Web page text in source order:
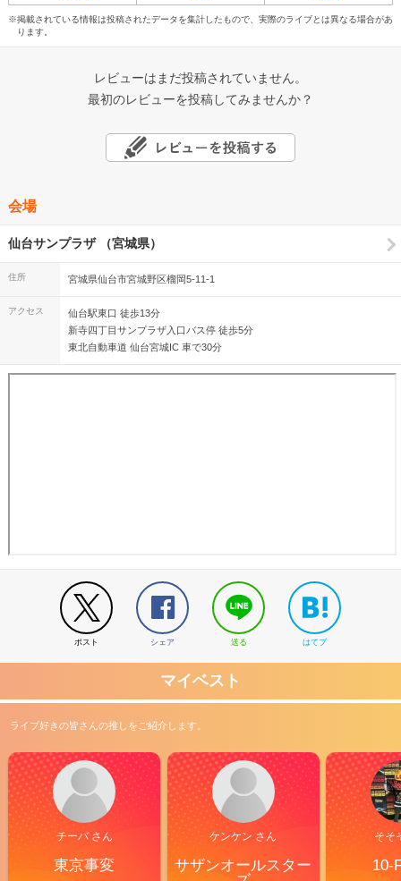
※掲載されている情報は投稿されたデータを集計したもので、実際のライブとは異なる場合があ
ります。
レビューはまだ投稿されていません。
最初のレビューを投稿してみませんか？
会場
仙台サンプラザ （宮城県）
住所 宮城県仙台市宮城野区榴岡5-11-1
アクセス
仙台駅東口 徒歩13分
新寺四丁目サンプラザ入口バス停 徒歩5分
東北自動車道 仙台宮城IC 車で30分
ポスト シェア 送る はてブ
マイベスト
ライブ好きの皆さんの推しをご紹介します。
チーバ さん
東京事変
ケンケン さん
サザンオールスター
そそ
10-